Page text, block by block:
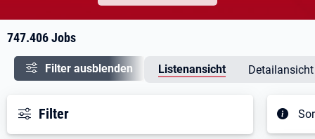
747.406 Jobs
Filter ausblenden Listenansicht Detailansicht
Filter